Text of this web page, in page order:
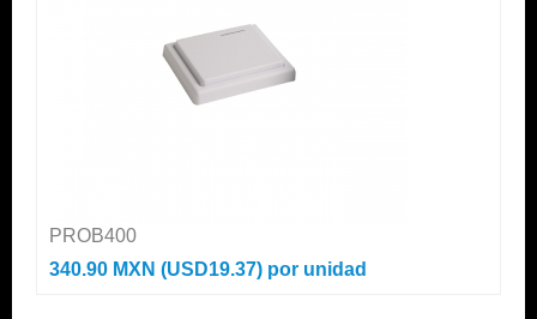
PROB400
340.90 MXN (USD19.37) por unidad